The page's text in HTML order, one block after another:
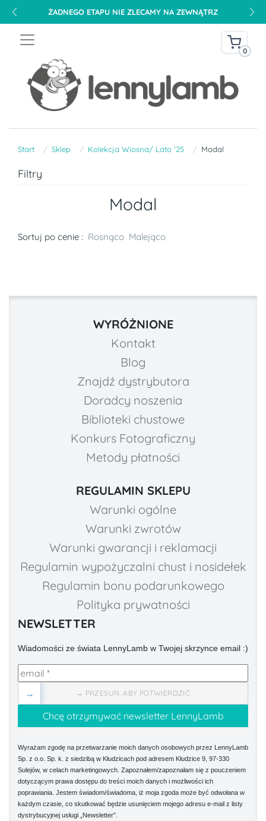
ŻADNEGO ETAPU NIE ZLECAMY NA ZEWNĄTRZ
0
Start Sklep Kolekcja Wiosna/ Lato '25 Modal
Filtry
Modal
Sortuj po cenie : Rosnąco Malejąco
WYRÓŻNIONE
Kontakt
Blog
Znajdź dystrybutora
Doradcy noszenia
Biblioteki chustowe
Konkurs Fotograficzny
Metody płatności
REGULAMIN SKLEPU
Warunki ogólne
Warunki zwrotów
Warunki gwarancji i reklamacji
Regulamin wypożyczalni chust i nosidełek
Regulamin bonu podarunkowego
Polityka prywatności
NEWSLETTER
Wiadomości ze świata LennyLamb w Twojej skrzynce email :)
→ PRZESUŃ, ABY POTWIERDZIĆ
→
Wyrażam zgodę na przetwarzanie moich danych osobowych przez LennyLamb
Sp. z o.o. Sp. k. z siedzibą w Kłudzicach pod adresem Kłudzice 9, 97-330
Sulejów, w celach marketingowych. Zapoznałem/zapoznałam się z pouczeniem
dotyczącym prawa dostępu do treści moich danych i możliwości ich
poprawiania. Jestem świadom/świadoma, iż moja zgoda może być odwołana w
każdym czasie, co skutkować będzie usunięciem mojego adresu e-mail z listy
dystrybucyjnej usługi „Newsletter”.